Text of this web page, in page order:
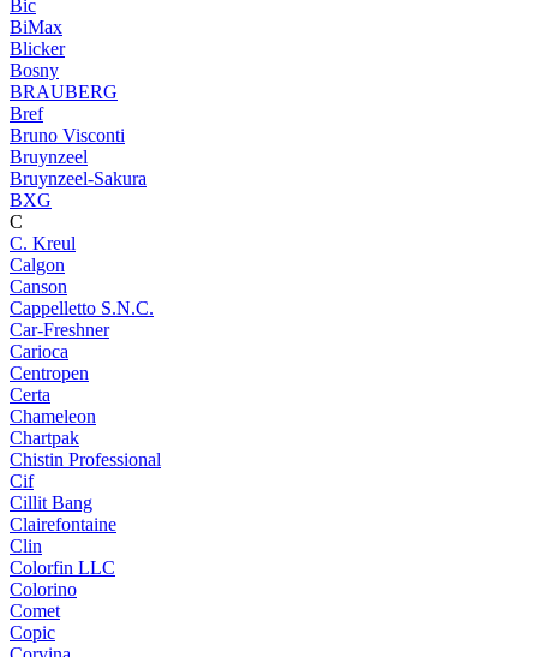
Bic
BiMax
Blicker
Bosny
BRAUBERG
Bref
Bruno Visconti
Bruynzeel
Bruynzeel-Sakura
BXG
C
C. Kreul
Calgon
Canson
Cappelletto S.N.C.
Car-Freshner
Carioca
Centropen
Certa
Chameleon
Chartpak
Chistin Professional
Cif
Cillit Bang
Clairefontaine
Clin
Colorfin LLC
Colorino
Comet
Copic